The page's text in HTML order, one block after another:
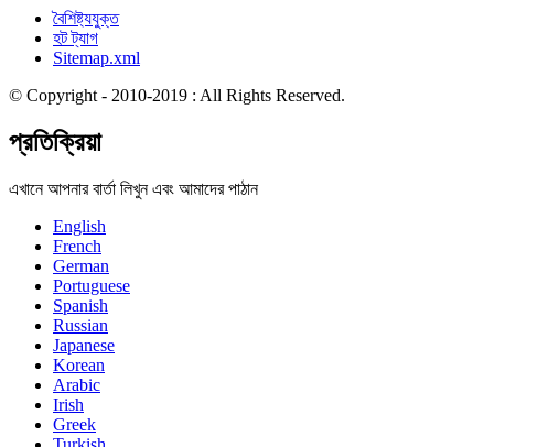
বৈশিষ্ট্যযুক্ত
হট ট্যাগ
Sitemap.xml
© Copyright - 2010-2019 : All Rights Reserved.
প্রতিক্রিয়া
এখানে আপনার বার্তা লিখুন এবং আমাদের পাঠান
English
French
German
Portuguese
Spanish
Russian
Japanese
Korean
Arabic
Irish
Greek